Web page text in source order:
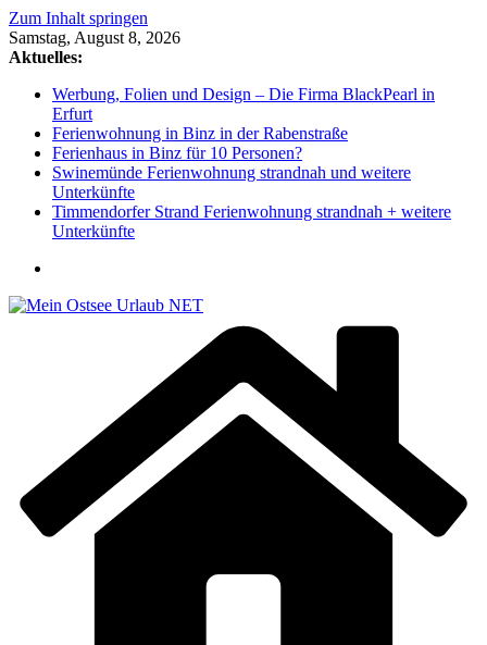
Zum Inhalt springen
Samstag, August 8, 2026
Aktuelles:
Werbung, Folien und Design – Die Firma BlackPearl in
Erfurt
Ferienwohnung in Binz in der Rabenstraße
Ferienhaus in Binz für 10 Personen?
Swinemünde Ferienwohnung strandnah und weitere
Unterkünfte
Timmendorfer Strand Ferienwohnung strandnah + weitere
Unterkünfte